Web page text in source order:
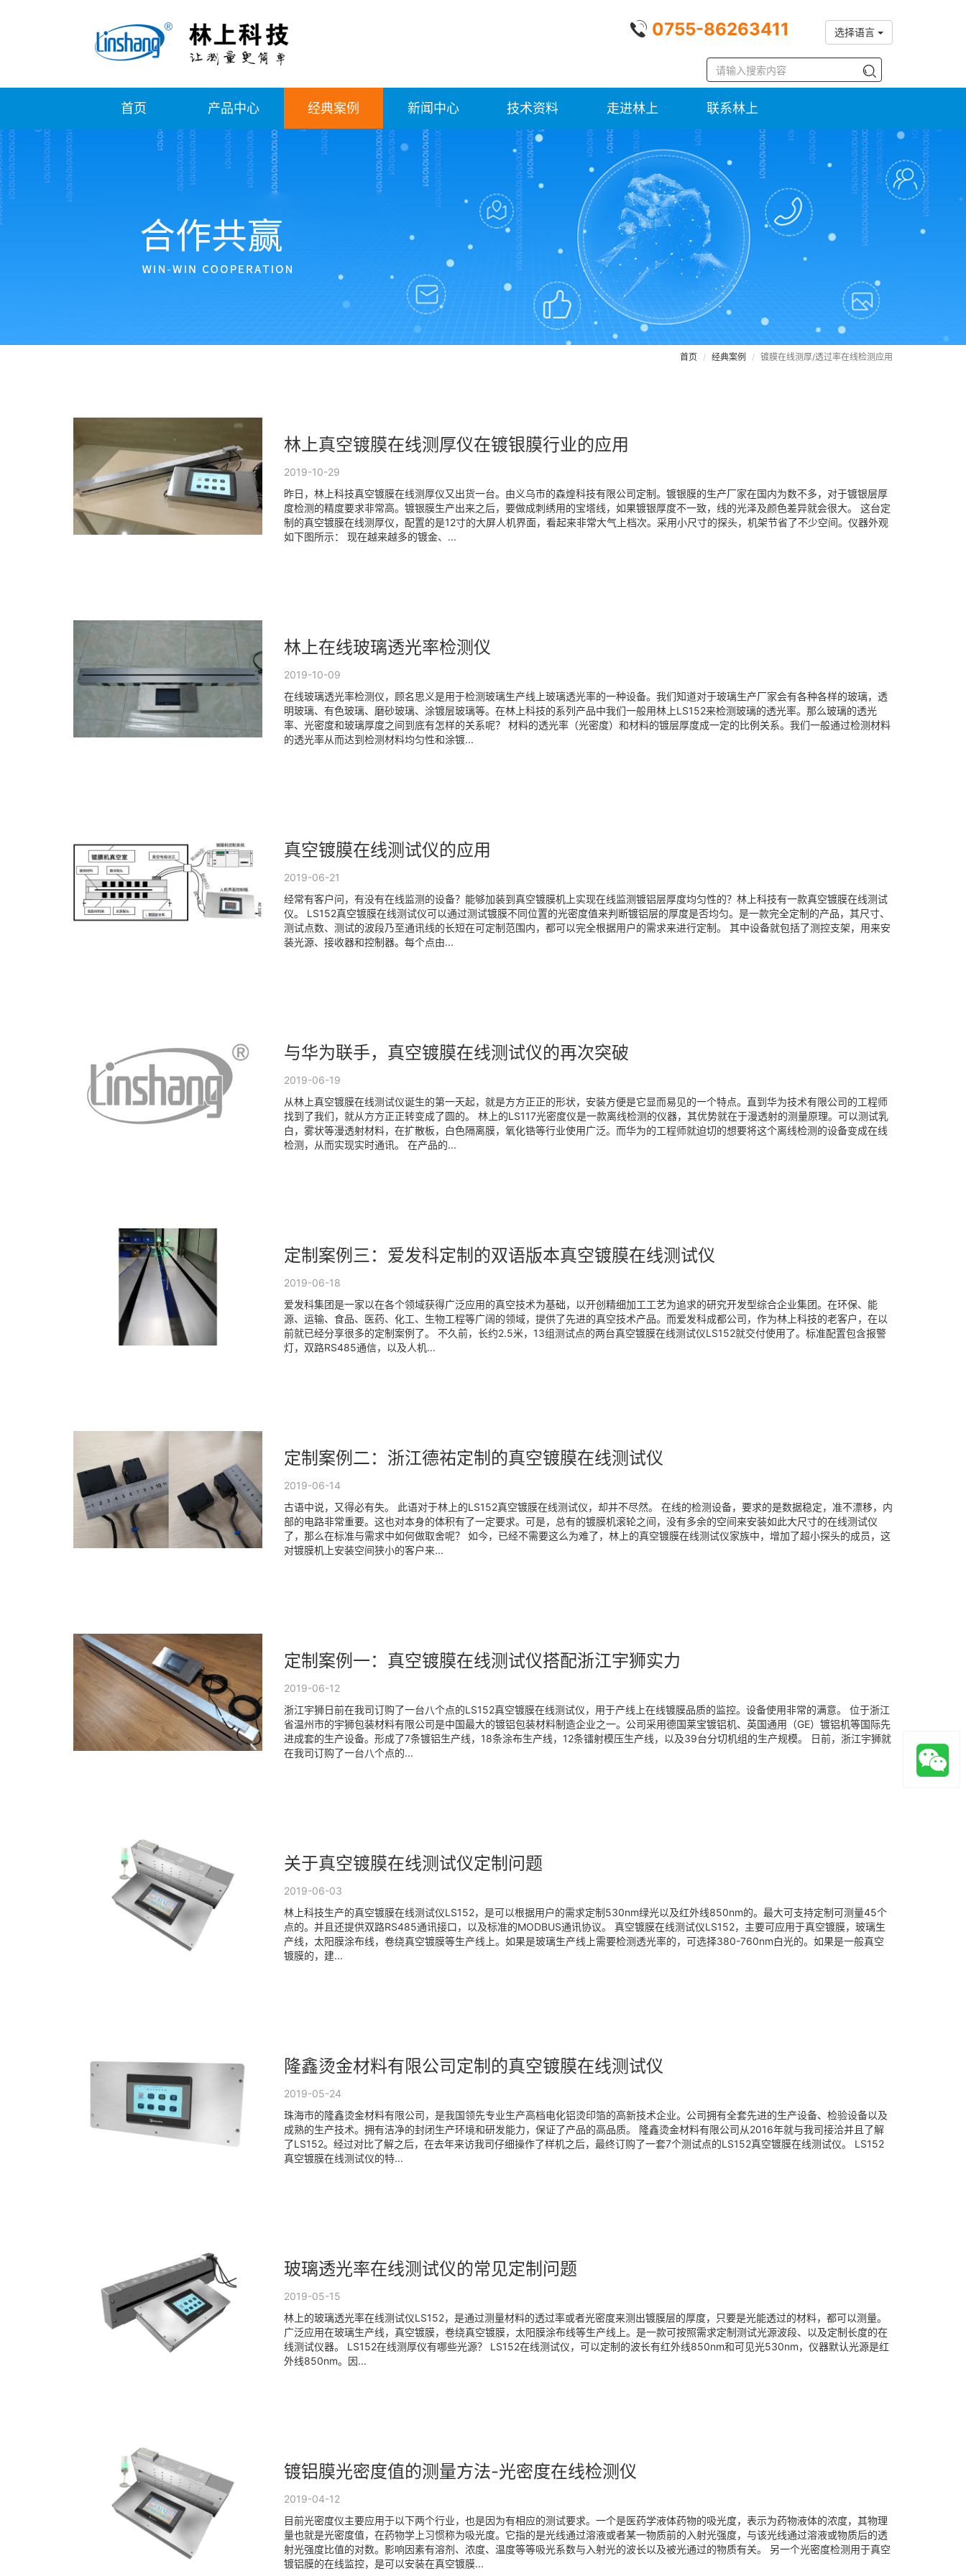
0755-86263411 选择语言
首页 产品中心 经典案例 新闻中心 技术资料 走进林上 联系林上
首页 经典案例 镀膜在线测厚/透过率在线检测应用
林上真空镀膜在线测厚仪在镀银膜行业的应用
2019-10-29
昨日，林上科技真空镀膜在线测厚仪又出货一台。由义乌市的森煌科技有限公司定制。镀银膜的生产厂家在国内为数不多，对于镀银层厚
度检测的精度要求非常高。镀银膜生产出来之后，要做成刺绣用的宝塔线，如果镀银厚度不一致，线的光泽及颜色差异就会很大。 这台定
制的真空镀膜在线测厚仪，配置的是12寸的大屏人机界面，看起来非常大气上档次。采用小尺寸的探头，机架节省了不少空间。仪器外观
如下图所示： 现在越来越多的镀金、...
林上在线玻璃透光率检测仪
2019-10-09
在线玻璃透光率检测仪，顾名思义是用于检测玻璃生产线上玻璃透光率的一种设备。我们知道对于玻璃生产厂家会有各种各样的玻璃，透
明玻璃、有色玻璃、磨砂玻璃、涂镀层玻璃等。在林上科技的系列产品中我们一般用林上LS152来检测玻璃的透光率。那么玻璃的透光
率、光密度和玻璃厚度之间到底有怎样的关系呢？ 材料的透光率（光密度）和材料的镀层厚度成一定的比例关系。我们一般通过检测材料
的透光率从而达到检测材料均匀性和涂镀...
真空镀膜在线测试仪的应用
2019-06-21
经常有客户问，有没有在线监测的设备？能够加装到真空镀膜机上实现在线监测镀铝层厚度均匀性的？林上科技有一款真空镀膜在线测试
仪。 LS152真空镀膜在线测试仪可以通过测试镀膜不同位置的光密度值来判断镀铝层的厚度是否均匀。是一款完全定制的产品，其尺寸、
测试点数、测试的波段乃至通讯线的长短在可定制范围内，都可以完全根据用户的需求来进行定制。 其中设备就包括了测控支架，用来安
装光源、接收器和控制器。每个点由...
与华为联手，真空镀膜在线测试仪的再次突破
2019-06-19
从林上真空镀膜在线测试仪诞生的第一天起，就是方方正正的形状，安装方便是它显而易见的一个特点。直到华为技术有限公司的工程师
找到了我们，就从方方正正转变成了圆的。 林上的LS117光密度仪是一款离线检测的仪器，其优势就在于漫透射的测量原理。可以测试乳
白，雾状等漫透射材料，在扩散板，白色隔离膜，氧化锆等行业使用广泛。而华为的工程师就迫切的想要将这个离线检测的设备变成在线
检测，从而实现实时通讯。 在产品的...
定制案例三：爱发科定制的双语版本真空镀膜在线测试仪
2019-06-18
爱发科集团是一家以在各个领域获得广泛应用的真空技术为基础，以开创精细加工工艺为追求的研究开发型综合企业集团。在环保、能
源、运输、食品、医药、化工、生物工程等广阔的领域，提供了先进的真空技术产品。而爱发科成都公司，作为林上科技的老客户，在以
前就已经分享很多的定制案例了。 不久前，长约2.5米，13组测试点的两台真空镀膜在线测试仪LS152就交付使用了。标准配置包含报警
灯，双路RS485通信，以及人机...
定制案例二：浙江德祐定制的真空镀膜在线测试仪
2019-06-14
古语中说，又得必有失。 此语对于林上的LS152真空镀膜在线测试仪，却并不尽然。 在线的检测设备，要求的是数据稳定，准不漂移，内
部的电路非常重要。这也对本身的体积有了一定要求。可是，总有的镀膜机滚轮之间，没有多余的空间来安装如此大尺寸的在线测试仪
了，那么在标准与需求中如何做取舍呢？ 如今，已经不需要这么为难了，林上的真空镀膜在线测试仪家族中，增加了超小探头的成员，这
对镀膜机上安装空间狭小的客户来...
定制案例一：真空镀膜在线测试仪搭配浙江宇狮实力
2019-06-12
浙江宇狮日前在我司订购了一台八个点的LS152真空镀膜在线测试仪，用于产线上在线镀膜品质的监控。设备使用非常的满意。 位于浙江
省温州市的宇狮包装材料有限公司是中国最大的镀铝包装材料制造企业之一。公司采用德国莱宝镀铝机、英国通用（GE）镀铝机等国际先
进成套的生产设备。形成了7条镀铝生产线，18条涂布生产线，12条镭射模压生产线，以及39台分切机组的生产规模。 日前，浙江宇狮就
在我司订购了一台八个点的...
关于真空镀膜在线测试仪定制问题
2019-06-03
林上科技生产的真空镀膜在线测试仪LS152，是可以根据用户的需求定制530nm绿光以及红外线850nm的。最大可支持定制可测量45个
点的。并且还提供双路RS485通讯接口，以及标准的MODBUS通讯协议。 真空镀膜在线测试仪LS152，主要可应用于真空镀膜，玻璃生
产线，太阳膜涂布线，卷绕真空镀膜等生产线上。如果是玻璃生产线上需要检测透光率的，可选择380-760nm白光的。如果是一般真空
镀膜的，建...
隆鑫烫金材料有限公司定制的真空镀膜在线测试仪
2019-05-24
珠海市的隆鑫烫金材料有限公司，是我国领先专业生产高档电化铝烫印箔的高新技术企业。公司拥有全套先进的生产设备、检验设备以及
成熟的生产技术。拥有洁净的封闭生产环境和研发能力，保证了产品的高品质。 隆鑫烫金材料有限公司从2016年就与我司接洽并且了解
了LS152。经过对比了解之后，在去年来访我司仔细操作了样机之后，最终订购了一套7个测试点的LS152真空镀膜在线测试仪。 LS152
真空镀膜在线测试仪的特...
玻璃透光率在线测试仪的常见定制问题
2019-05-15
林上的玻璃透光率在线测试仪LS152，是通过测量材料的透过率或者光密度来测出镀膜层的厚度，只要是光能透过的材料，都可以测量。
广泛应用在玻璃生产线，真空镀膜，卷绕真空镀膜，太阳膜涂布线等生产线上。是一款可按照需求定制测试光源波段、以及定制长度的在
线测试仪器。 LS152在线测厚仪有哪些光源？ LS152在线测试仪，可以定制的波长有红外线850nm和可见光530nm，仪器默认光源是红
外线850nm。因...
镀铝膜光密度值的测量方法-光密度在线检测仪
2019-04-12
目前光密度仪主要应用于以下两个行业，也是因为有相应的测试要求。一个是医药学液体药物的吸光度，表示为药物液体的浓度，其物理
量也就是光密度值，在药物学上习惯称为吸光度。它指的是光线通过溶液或者某一物质前的入射光强度，与该光线通过溶液或物质后的透
射光强度比值的对数。影响因素有溶剂、浓度、温度等等吸光系数与入射光的波长以及被光通过的物质有关。 另一个光密度检测用于真空
镀铝膜的在线监控，是可以安装在真空镀膜...